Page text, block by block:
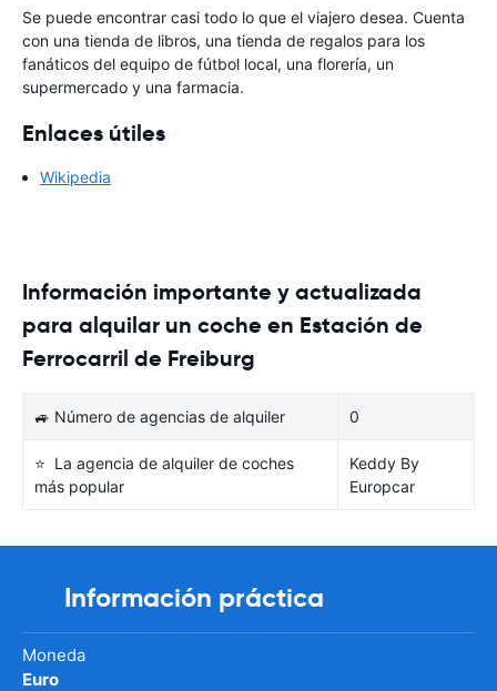
Se puede encontrar casi todo lo que el viajero desea. Cuenta
con una tienda de libros, una tienda de regalos para los
fanáticos del equipo de fútbol local, una florería, un
supermercado y una farmacia.
Enlaces útiles
Wikipedia
Información importante y actualizada
para alquilar un coche en Estación de
Ferrocarril de Freiburg
🚙 Número de agencias de alquiler 0
⭐ La agencia de alquiler de coches
más popular
Keddy By
Europcar
Información práctica
Moneda
Euro